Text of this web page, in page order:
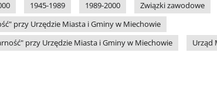
1945-1989 1989-2000
Związki zawodowe
przy Urzędzie Miasta i Gminy w Miechowie
przy Urzędzie Miasta i Gminy w Miechowie
Urząd